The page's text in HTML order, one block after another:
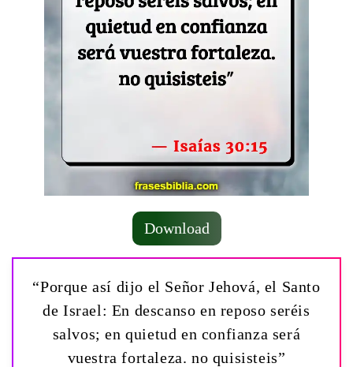
Download
“Porque así dijo el Señor Jehová, el Santo
de Israel: En descanso en reposo seréis
salvos; en quietud en confianza será
vuestra fortaleza. no quisisteis”